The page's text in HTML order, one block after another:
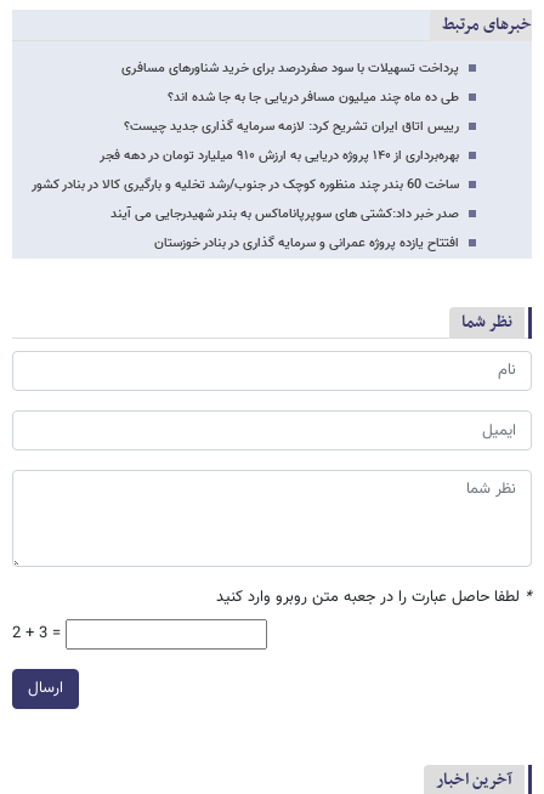
خبرهای مرتبط
پرداخت تسهیلات با سود صفردرصد برای خرید شناورهای مسافری
طی ده ماه چند میلیون مسافر دریایی جا به جا شده اند؟
رییس اتاق ایران تشریح کرد: لازمه سرمایه گذاری جدید چیست؟
بهره‌برداری از ۱۴۰ پروژه دریایی به ارزش ۹۱۰ میلیارد تومان در دهه فجر
ساخت 60 بندر چند منظوره کوچک در جنوب/رشد تخلیه و بارگیری کالا در بنادر کشور
صدر خبر داد:کشتی های سوپرپاناماکس به بندر شهیدرجایی می آیند
افتتاح یازده پروژه عمرانی و سرمایه گذاری در بنادر خوزستان
نظر شما
* لطفا حاصل عبارت را در جعبه متن روبرو وارد کنید
2 + 3 =
ارسال
آخرین اخبار